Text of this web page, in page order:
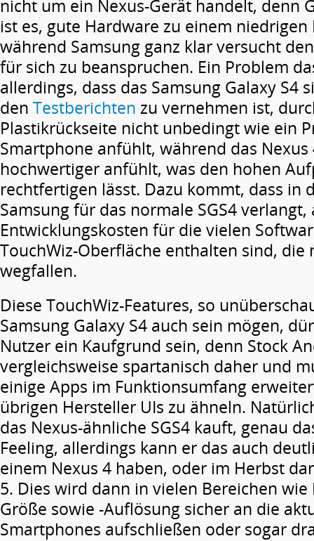
nicht um ein Nexus-Gerät handelt, denn
ist es, gute Hardware zu einem
während Samsung ganz klar versucht
für sich zu beanspruchen. Ein Problem
allerdings, dass das Samsung Galaxy S4
den Testberichten zu vernehmen ist,
Plastikrückseite nicht unbedingt wie ein
Smartphone anfühlt, während das
hochwertiger anfühlt, was den hohen
rechtfertigen lässt. Dazu kommt, dass in
Samsung für das normale SGS4 verlangt,
Entwicklungskosten für die vielen
TouchWiz-Oberfläche enthalten sind, die
wegfallen.
Diese TouchWiz-Features, so
Samsung Galaxy S4 auch sein mögen,
Nutzer ein Kaufgrund sein, denn Stock
vergleichsweise spartanisch daher und
einige Apps im Funktionsumfang
übrigen Hersteller UIs zu ähneln.
das Nexus-ähnliche SGS4 kauft, genau
Feeling, allerdings kann er das auch
einem Nexus 4 haben, oder im Herbst
5. Dies wird dann in vielen Bereichen wie
Größe sowie -Auflösung sicher an die
Smartphones aufschließen oder sogar